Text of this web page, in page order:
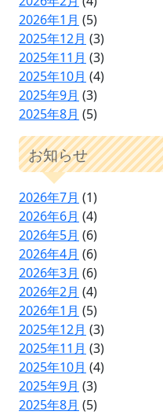
2026年1月 (5)
2025年12月 (3)
2025年11月 (3)
2025年10月 (4)
2025年9月 (3)
2025年8月 (5)
お知らせ
2026年7月 (1)
2026年6月 (4)
2026年5月 (6)
2026年4月 (6)
2026年3月 (6)
2026年2月 (4)
2026年1月 (5)
2025年12月 (3)
2025年11月 (3)
2025年10月 (4)
2025年9月 (3)
2025年8月 (5)